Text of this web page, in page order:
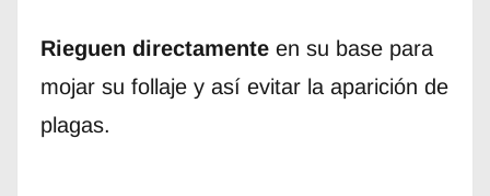
Rieguen directamenteen su base para
mojar su follaje y así evitar la aparición de
plagas.